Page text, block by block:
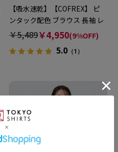
【吸水速乾】【COFREX】 ピ
ンタック配色 ブラウス 長袖 レ
ディースデザインシャツ
￥5,489￥4,950(9%OFF)
5.0 （1）